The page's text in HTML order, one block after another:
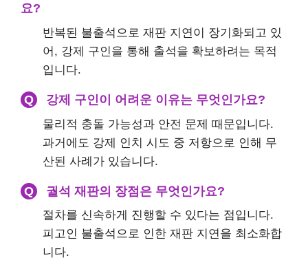
요?
반복된 불출석으로 재판 지연이 장기화되고 있
어, 강제 구인을 통해 출석을 확보하려는 목적
입니다.
Q 강제 구인이 어려운 이유는 무엇인가요?
물리적 충돌 가능성과 안전 문제 때문입니다.
과거에도 강제 인치 시도 중 저항으로 인해 무
산된 사례가 있습니다.
Q 궐석 재판의 장점은 무엇인가요?
절차를 신속하게 진행할 수 있다는 점입니다.
피고인 불출석으로 인한 재판 지연을 최소화합
니다.